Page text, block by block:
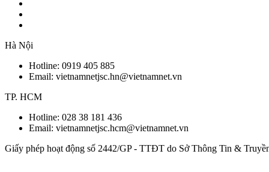
Hà Nội
Hotline: 0919 405 885
Email: vietnamnetjsc.hn@vietnamnet.vn
TP. HCM
Hotline: 028 38 181 436
Email: vietnamnetjsc.hcm@vietnamnet.vn
Giấy phép hoạt động số 2442/GP - TTĐT do Sở Thông Tin &